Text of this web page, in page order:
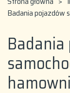
Badania pojazdów